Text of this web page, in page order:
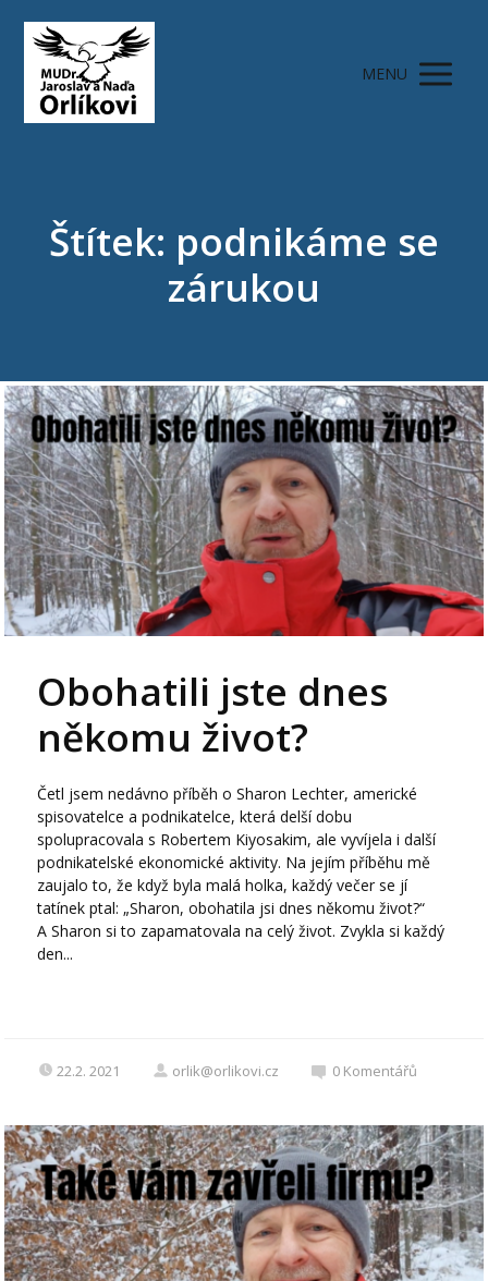
MENU
Štítek: podnikáme se
zárukou
Obohatili jste dnes
někomu život?
Četl jsem nedávno příběh o Sharon Lechter, americké
spisovatelce a podnikatelce, která delší dobu
spolupracovala s Robertem Kiyosakim, ale vyvíjela i další
podnikatelské ekonomické aktivity. Na jejím příběhu mě
zaujalo to, že když byla malá holka, každý večer se jí
tatínek ptal: „Sharon, obohatila jsi dnes někomu život?“
A Sharon si to zapamatovala na celý život. Zvykla si každý
den...
22.2. 2021 orlik@orlikovi.cz 0 Komentářů